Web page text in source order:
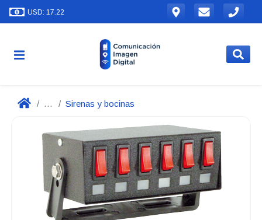
USD: 17.22
... Sirenas y bocinas